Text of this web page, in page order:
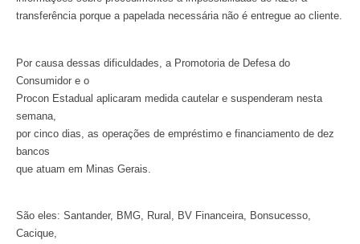
transferência porque a papelada necessária não é entregue ao cliente.
Por causa dessas dificuldades, a Promotoria de Defesa do
Consumidor e o
Procon Estadual aplicaram medida cautelar e suspenderam nesta
semana,
por cinco dias, as operações de empréstimo e financiamento de dez
bancos
que atuam em Minas Gerais.
São eles: Santander, BMG, Rural, BV Financeira, Bonsucesso,
Cacique,